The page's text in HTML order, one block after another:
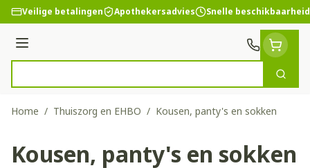
Ga naar de inhoud
Veilige betalingen Apothekersadvies Snelle beschikbaarheid
Menu
Zoek
Home / Thuiszorg en EHBO / Kousen, panty's en sokken
Kousen, panty's en sokken